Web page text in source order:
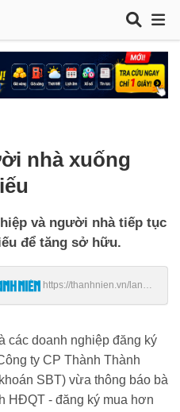
nhà xuống
và người nhà tiếp tục
để tăng sở hữu.
https://thanhnien.vn/lanh-
các doanh nghiệp đăng ký
ty CP Thành Thành
SBT) vừa thông báo bà
HĐQT - đăng ký mua hơn